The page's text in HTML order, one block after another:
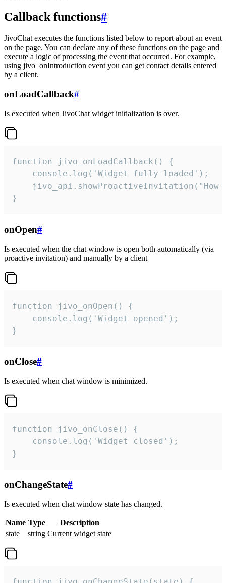
Callback functions#
JivoChat executes the functions listed below to report about an event
on the page. You can declare any of these functions on the page and
execute a logic of processing the event that occurred. For example,
using jivo_onIntroduction event you can get contact details entered
by a client.
onLoadCallback#
Is executed when JivoChat widget initialization is over.
function jivo_onLoadCallback() {
    console.log('Widget fully loaded');
jivo_api.showProactiveInvitation("How
}
onOpen#
Is executed when the chat window is open both automatically (via
proactive invitation) and manually by a client
function jivo_onOpen() {
    console.log('Widget opened');
}
onClose#
Is executed when chat window is minimized.
function jivo_onClose() {
    console.log('Widget closed');
}
onChangeState#
Is executed when chat window state has changed.
Name Type
Description
state
string Current widget state